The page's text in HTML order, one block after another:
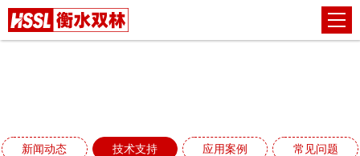
新闻动态 技术支持 应用案例 常见问题